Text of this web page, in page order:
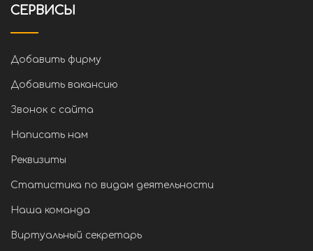
СЕРВИСЫ
Добавить фирму
Добавить вакансию
Звонок с сайта
Написать нам
Реквизиты
Статистика по видам деятельности
Наша команда
Виртуальный секретарь